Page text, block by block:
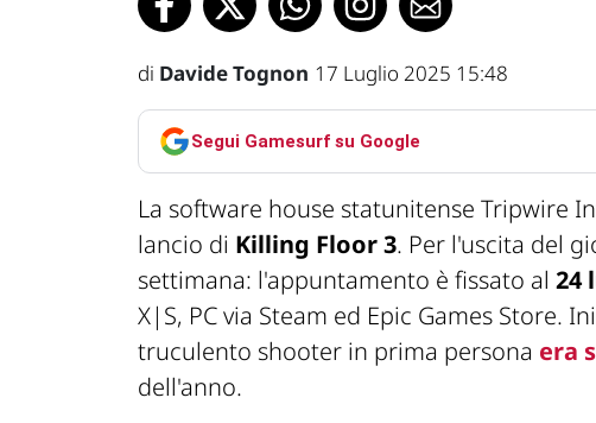
di Davide Tognon 17 Luglio 2025 15:48
Segui Gamesurf su Google
La software house statunitense Tripwire
lancio di Killing Floor 3. Per l'uscita del
settimana: l'appuntamento è fissato al 24
X|S, PC via Steam ed Epic Games Store.
truculento shooter in prima persona era
dell'anno.